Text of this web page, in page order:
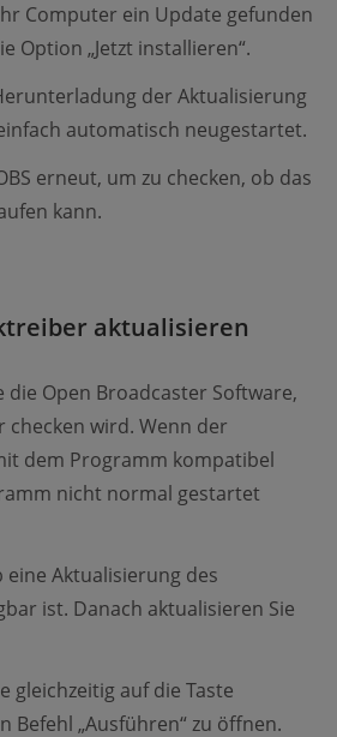
Computer ein Update gefunden
Option „Jetzt installieren“.
der Aktualisierung
automatisch neugestartet.
erneut, um zu checken, ob das
kann.
aktualisieren
die Open Broadcaster Software,
wird. Wenn der
dem Programm kompatibel
nicht normal gestartet
eine Aktualisierung des
ist. Danach aktualisieren Sie
gleichzeitig auf die Taste
Befehl „Ausführen“ zu öffnen.